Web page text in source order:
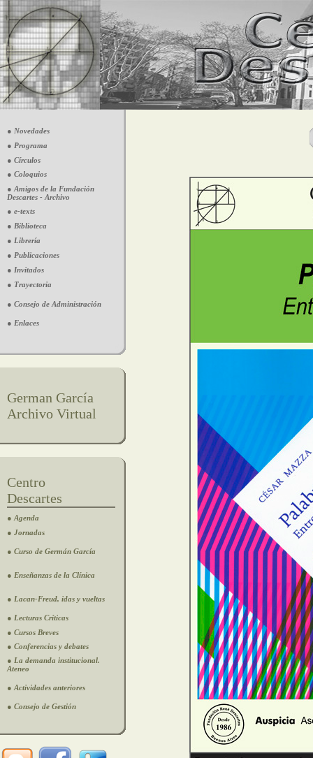
● Novedades
● Programa
● Círculos
● Coloquios
● Amigos de la Fundación
Descartes - Archivo
● e-texts
● Biblioteca
● Librería
● Publicaciones
● Invitados
● Trayectoria
● Consejo de Administración
● Enlaces
German García
Archivo Virtual
Centro
Descartes
● Agenda
● Jornadas
● Curso de Germán García
● Enseñanzas de la Clínica
● Lacan-Freud, idas y vueltas
● Lecturas Críticas
● Cursos Breves
● Conferencias y debates
● La demanda institucional.
Ateneo
● Actividades anteriores
● Consejo de Gestión